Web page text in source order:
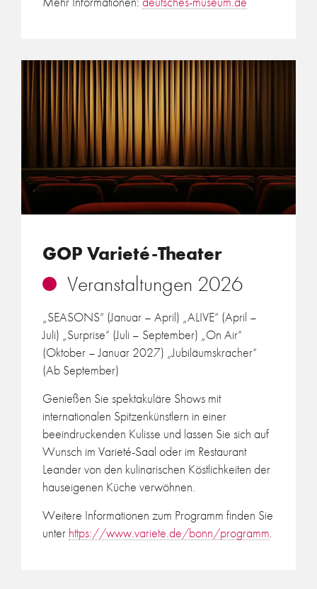
GOP Varieté-Theater
Veranstaltungen 2026
„SEASONS“ (Januar – April) „ALIVE“ (April –
Juli) „Surprise“ (Juli – September) „On Air“
(Oktober – Januar 2027) „Jubiläumskracher“
(Ab September)
Genießen Sie spektakuläre Shows mit
internationalen Spitzenkünstlern in einer
beeindruckenden Kulisse und lassen Sie sich auf
Wunsch im Varieté-Saal oder im Restaurant
Leander von den kulinarischen Köstlichkeiten der
hauseigenen Küche verwöhnen.
Weitere Informationen zum Programm finden Sie
unter https://www.variete.de/bonn/programm.